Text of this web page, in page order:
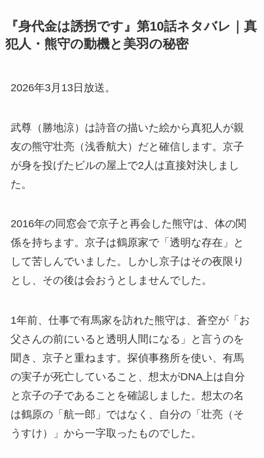
『身代金は誘拐です』第10話ネタバレ｜真
犯人・熊守の動機と美羽の秘密
2026年3月13日放送。
武尊（勝地涼）は詩音の描いた絵から真犯人が親
友の熊守壮亮（浅香航大）だと確信します。京子
が身を投げたビルの屋上で2人は直接対決しまし
た。
2016年の同窓会で京子と再会した熊守は、体の関
係を持ちます。京子は鶴原家で「透明な存在」と
して苦しんでいました。しかし京子はその夜限り
とし、その後は会おうとしませんでした。
1年前、仕事で有馬家を訪れた熊守は、蒼空が「お
父さんの前にいると透明人間になる」と言うのを
聞き、京子と重ねます。探偵事務所を使い、有馬
の実子が死亡していること、想太がDNA上は自分
と京子の子であることを確認しました。想太の名
は鶴原の「航一郎」ではなく、自分の「壮亮（そ
うすけ）」から一字取ったものでした。